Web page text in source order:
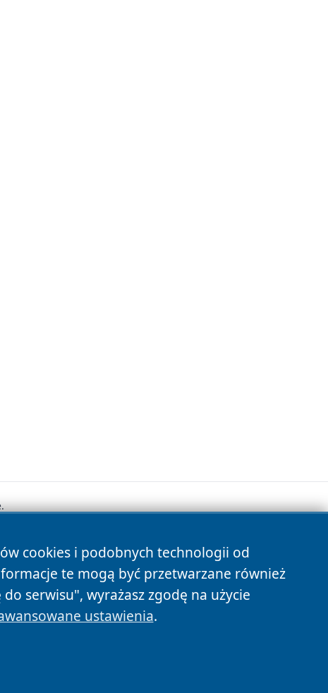
cookies i podobnych technologii od
te mogą być przetwarzane również
serwisu", wyrażasz zgodę na użycie
ustawienia.